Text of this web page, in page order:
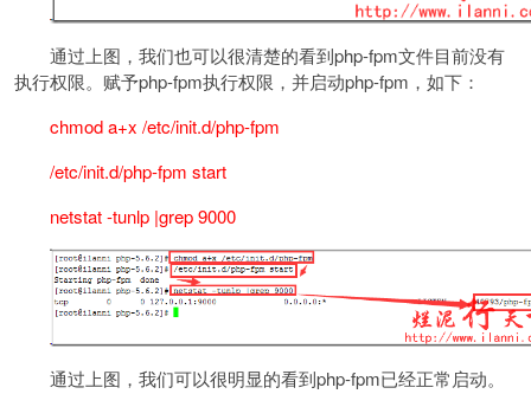
通过上图，我们也可以很清楚的看到php-fpm文件目前没有
执行权限。赋予php-fpm执行权限，并启动php-fpm，如下：
chmod a+x /etc/init.d/php-fpm
/etc/init.d/php-fpm start
netstat -tunlp |grep 9000
通过上图，我们可以很明显的看到php-fpm已经正常启动。